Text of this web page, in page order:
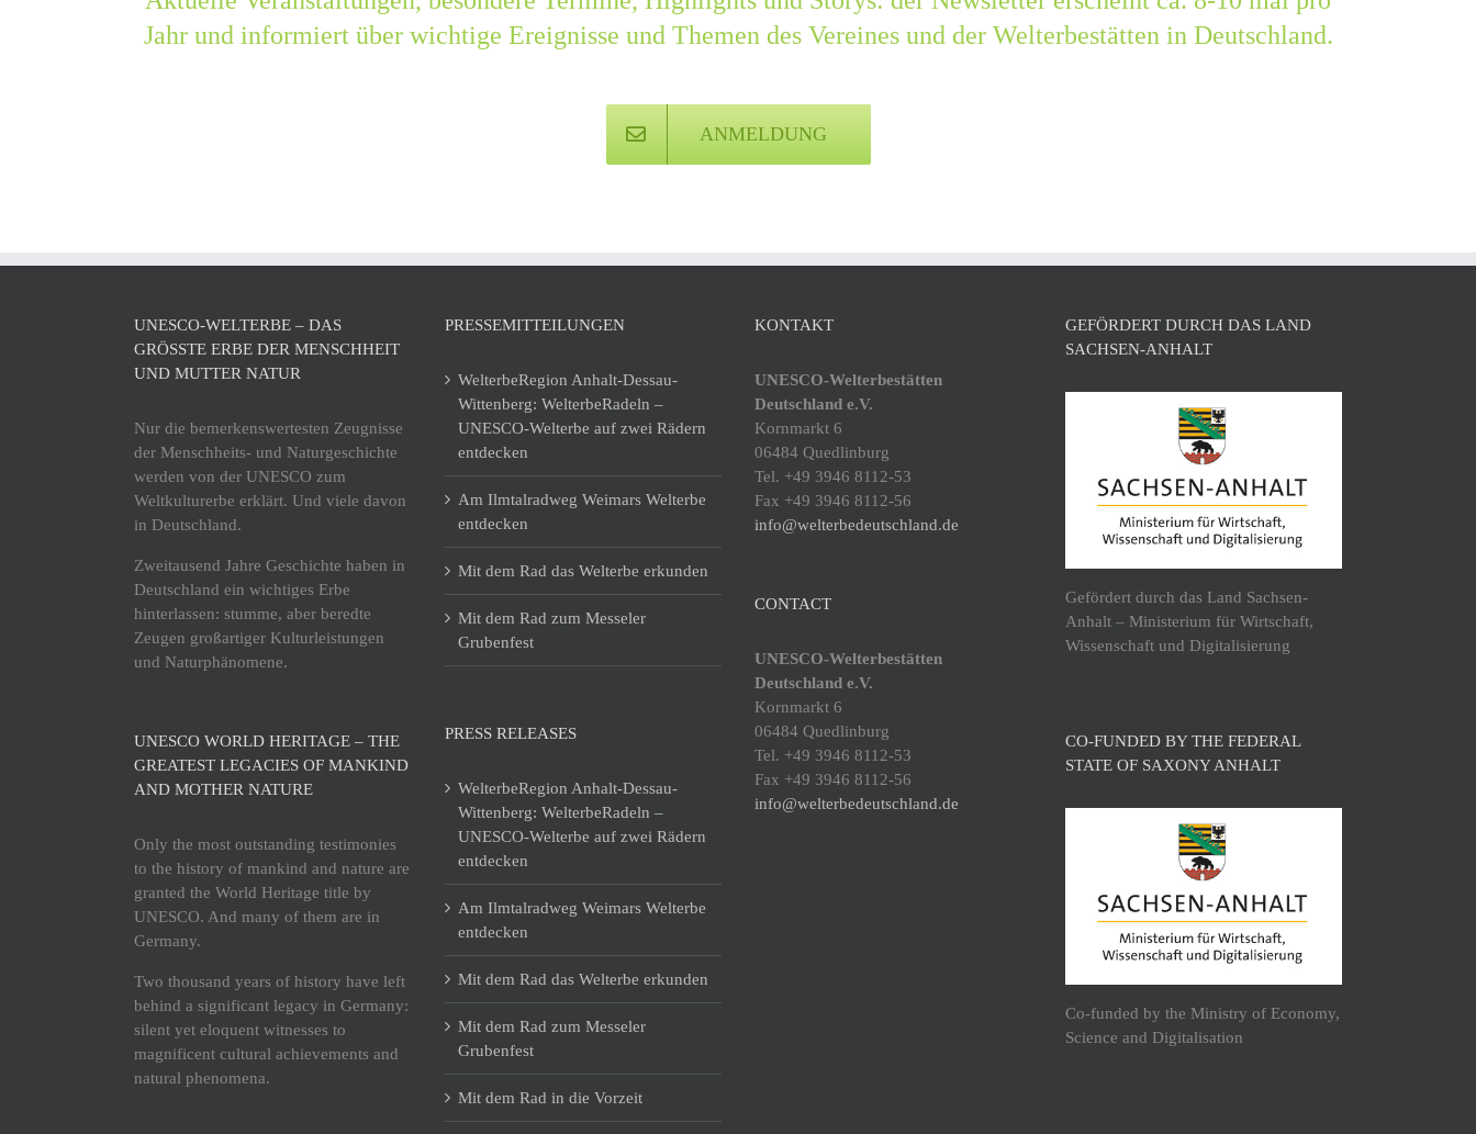
Jahr und informiert über wichtige Ereignisse und Themen des Vereines und der Welterbestätten in Deutschland.
ANMELDUNG
UNESCO-WELTERBE – DAS
GRÖSSTE ERBE DER MENSCHHEIT U
ND MUTTER NATUR
Nur die bemerkenswertesten Zeugnisse
der Menschheits- und Naturgeschichte
werden von der UNESCO zum
Weltkulturerbe erklärt. Und viele davon
in Deutschland.
Zweitausend Jahre Geschichte haben in
Deutschland ein wichtiges Erbe
hinterlassen: stumme, aber beredte
Zeugen großartiger Kulturleistungen
und Naturphänomene.
UNESCO WORLD HERITAGE – THE
GREATEST LEGACIES OF MANKIND
AND MOTHER NATURE
Only the most outstanding testimonies
to the history of mankind and nature are
granted the World Heritage title by
UNESCO. And many of them are in
Germany.
Two thousand years of history have left
behind a significant legacy in Germany:
silent yet eloquent witnesses to
magnificent cultural achievements and
natural phenomena.
PRESSEMITTEILUNGEN
WelterbeRegion Anhalt-Dessau-
Wittenberg: WelterbeRadeln –
UNESCO-Welterbe auf zwei Rädern
entdecken
Am Ilmtalradweg Weimars Welterbe
entdecken
Mit dem Rad das Welterbe erkunden
Mit dem Rad zum Messeler
Grubenfest
PRESS RELEASES
WelterbeRegion Anhalt-Dessau-
Wittenberg: WelterbeRadeln –
UNESCO-Welterbe auf zwei Rädern
entdecken
Am Ilmtalradweg Weimars Welterbe
entdecken
Mit dem Rad das Welterbe erkunden
Mit dem Rad zum Messeler
Grubenfest
Mit dem Rad in die Vorzeit
KONTAKT
UNESCO-Welterbestätten
Deutschland e.V.
Kornmarkt 6
06484 Quedlinburg
Tel. +49 3946 8112-53
Fax +49 3946 8112-56
info@welterbedeutschland.de
CONTACT
UNESCO-Welterbestätten
Deutschland e.V.
Kornmarkt 6
06484 Quedlinburg
Tel. +49 3946 8112-53
Fax +49 3946 8112-56
info@welterbedeutschland.de
GEFÖRDERT DURCH DAS LAND
SACHSEN-ANHALT
Gefördert durch das Land Sachsen-
Anhalt – Ministerium für Wirtschaft,
Wissenschaft und Digitalisierung
CO-FUNDED BY THE FEDERAL
STATE OF SAXONY ANHALT
Co-funded by the Ministry of Economy,
Science and Digitalisation